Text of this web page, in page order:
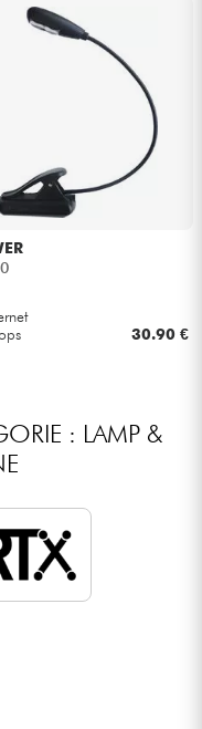
an
30.90 €
: LAMP &